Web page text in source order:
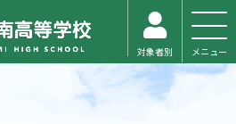
対象者別 メニュー